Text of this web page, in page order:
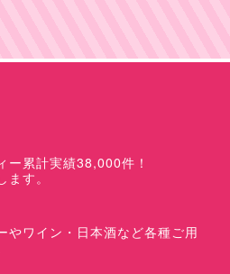
リングプラン
クメニュー
オプション
ー累計実績38,000件！
す。
やワイン・日本酒など各種ご用